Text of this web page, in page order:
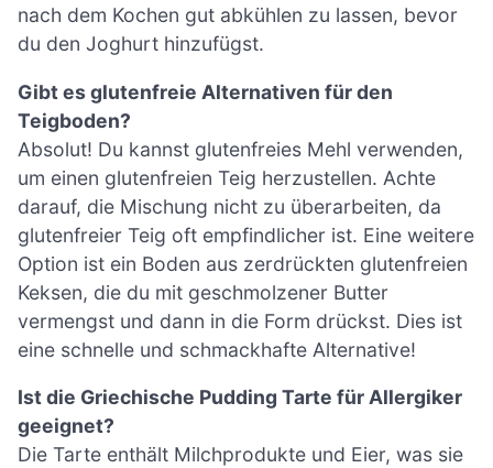
nach dem Kochen gut abkühlen zu lassen, bevor
du den Joghurt hinzufügst.
Gibt es glutenfreie Alternativen für den
Teigboden?
Absolut! Du kannst glutenfreies Mehl verwenden,
um einen glutenfreien Teig herzustellen. Achte
darauf, die Mischung nicht zu überarbeiten, da
glutenfreier Teig oft empfindlicher ist. Eine weitere
Option ist ein Boden aus zerdrückten glutenfreien
Keksen, die du mit geschmolzener Butter
vermengst und dann in die Form drückst. Dies ist
eine schnelle und schmackhafte Alternative!
Ist die Griechische Pudding Tarte für Allergiker
geeignet?
Die Tarte enthält Milchprodukte und Eier, was sie